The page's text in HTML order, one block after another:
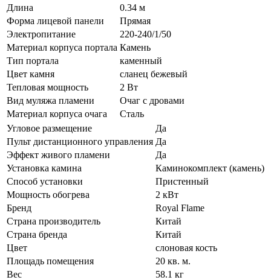
Длина
0.34 м
Форма лицевой панели
Прямая
Электропитание
220-240/1/50
Материал корпуса портала Камень
Тип портала
каменный
Цвет камня
сланец бежевый
Тепловая мощность
2 Вт
Вид муляжа пламени
Очаг с дровами
Материал корпуса очага
Сталь
Угловое размещение
Да
Пульт дистанционного управления Да
Эффект живого пламени
Да
Установка камина
Каминокомплект (камень)
Способ установки
Пристенный
Мощность обогрева
2 кВт
Бренд
Royal Flame
Страна производитель
Китай
Страна бренда
Китай
Цвет
слоновая кость
Площадь помещения
20 кв. м.
Вес
58.1 кг